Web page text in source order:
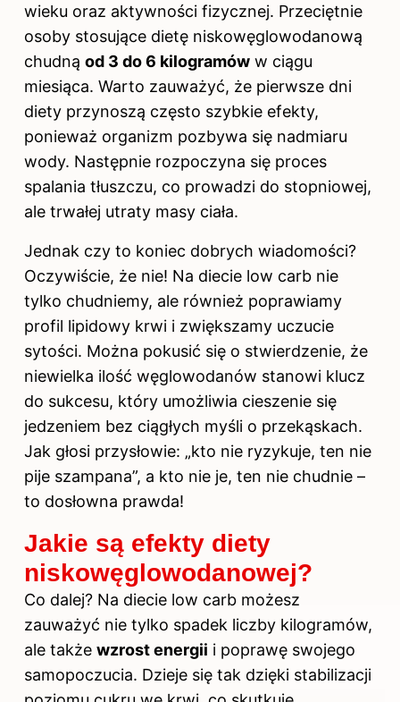
wieku oraz aktywności fizycznej. Przeciętnie
osoby stosujące dietę niskowęglowodanową
chudną od 3 do 6 kilogramów w ciągu
miesiąca. Warto zauważyć, że pierwsze dni
diety przynoszą często szybkie efekty,
ponieważ organizm pozbywa się nadmiaru
wody. Następnie rozpoczyna się proces
spalania tłuszczu, co prowadzi do stopniowej,
ale trwałej utraty masy ciała.
Jednak czy to koniec dobrych wiadomości?
Oczywiście, że nie! Na diecie low carb nie
tylko chudniemy, ale również poprawiamy
profil lipidowy krwi i zwiększamy uczucie
sytości. Można pokusić się o stwierdzenie, że
niewielka ilość węglowodanów stanowi klucz
do sukcesu, który umożliwia cieszenie się
jedzeniem bez ciągłych myśli o przekąskach.
Jak głosi przysłowie: „kto nie ryzykuje, ten nie
pije szampana”, a kto nie je, ten nie chudnie –
to dosłowna prawda!
Jakie są efekty diety
niskowęglowodanowej?
Co dalej? Na diecie low carb możesz
zauważyć nie tylko spadek liczby kilogramów,
ale także wzrost energii i poprawę swojego
samopoczucia. Dzieje się tak dzięki stabilizacji